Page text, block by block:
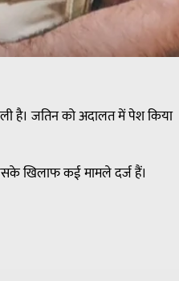
है। जतिन को अदालत में पेश किया
खिलाफ कई मामले दर्ज हैं।